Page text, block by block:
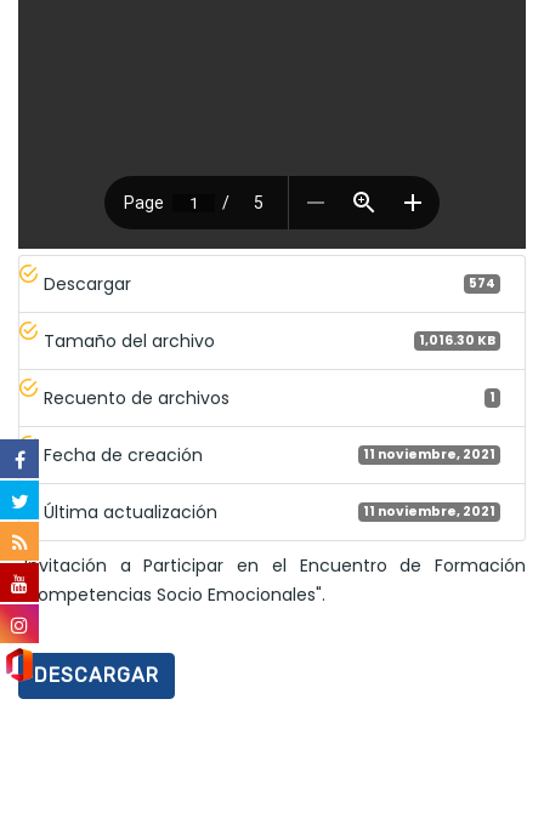
Descargar 574
Tamaño del archivo 1,016.30 KB
Recuento de archivos 1
Fecha de creación 11 noviembre, 2021
Última actualización 11 noviembre, 2021
"Invitación a Participar en el Encuentro de Formación
"Competencias Socio Emocionales".
DESCARGAR